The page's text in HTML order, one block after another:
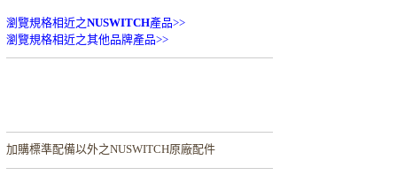
瀏覽規格相近之NUSWITCH產品>>
瀏覽規格相近之其他品牌產品>>
加購標準配備以外之NUSWITCH原廠配件